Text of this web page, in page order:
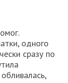
одного
сразу по